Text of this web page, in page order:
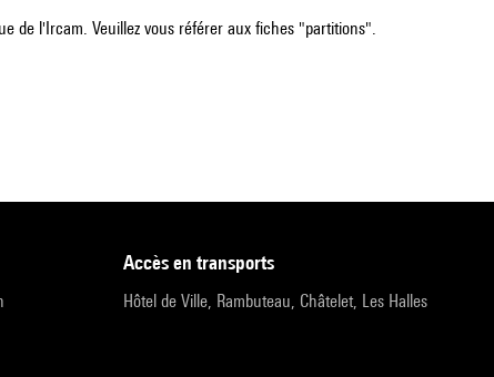
de l'Ircam. Veuillez vous référer aux fiches "partitions".
accès en transports
Hôtel de Ville, Rambuteau, Châtelet, Les Halles